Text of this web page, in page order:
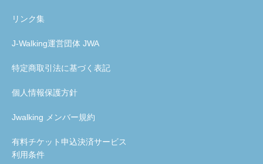
リンク集
J-Walking運営団体 JWA
特定商取引法に基づく表記
個人情報保護方針
Jwalking メンバー規約
有料チケット申込決済サービス
利用条件